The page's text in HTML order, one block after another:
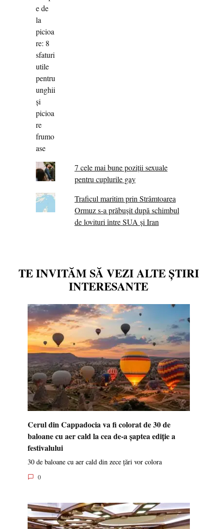
7 cele mai bune poziții sexuale
pentru cuplurile gay
Traficul maritim prin Strâmtoarea
Ormuz s-a prăbușit după schimbul
de lovituri între SUA şi Iran
TE INVITĂM SĂ VEZI ALTE ȘTIRI
INTERESANTE
Cerul din Cappadocia va fi colorat de 30 de
baloane cu aer cald la cea de-a șaptea ediție a
festivalului
30 de baloane cu aer cald din zece țări vor colora
0